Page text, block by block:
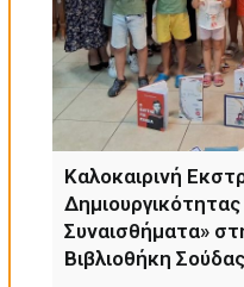
Καλοκαιρινή
Συναισθήματα»
Βιβλιοθήκη Σούδας